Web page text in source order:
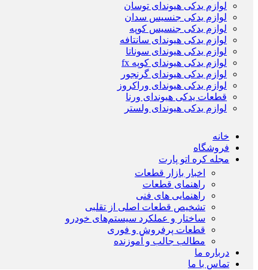
لوازم یدکی هیوندای توسان
لوازم یدکی جنسیس سدان
لوازم یدکی جنسیس کوپه
لوازم یدکی هیوندای سانتافه
لوازم یدکی هیوندای سوناتا
لوازم یدکی هیوندای کوپه fx
لوازم یدکی هیوندای گرنجور
لوازم یدکی هیوندای وراکروز
قطعات یدکی هیوندای ورنا
لوازم یدکی هیوندای ولستر
خانه
فروشگاه
مجله کره اتو پارت
اخبار بازار قطعات
راهنمای قطعات
راهنمایی های فنی
تشخیص قطعات اصلی از تقلبی
ساختار و عملکرد سیستم‌های خودرو
قطعات پرفروش و فوری
مطالب جالب و آموزنده
درباره ما
تماس با ما